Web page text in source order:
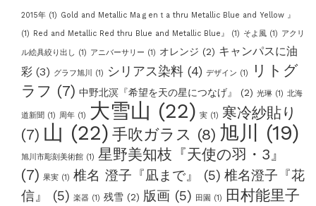
2015年(1) Gold and Metallic Maｇenｔa thru Metallic Blue and Yellow 』
(1)
Red and Metallic Red thru Blue and Metallic Blue』 (1) そよ風(1) アクリ
ル絵具絞り出し (1) アニバーサリー (1) オレンジ (2) キャンパスに油
彩(3) グラフ旭川 (1) シリアス染料(4) デザイン (1)
リトグ
ラフ (7) 中野北溟『希望を天の星につなげ』 (2) 光琳(1) 北海
道新聞 (1) 周年(1) 大雪山 (22) 実(1) 寒冷紗貼り
(7) 山 (22) 手吹ガラス (8) 旭川 (19)
旭川市彫刻美術館(1) 星野美知枝『天使の羽・3』
(7) 果実(1) 椎名 澄子『凪まで』 (5) 椎名澄子『花
信』
(5) 楽器(1) 残雪(2) 版画(5) 田園 (1)
田村能里子